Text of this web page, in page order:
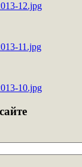
12.jpg
11.jpg
10.jpg